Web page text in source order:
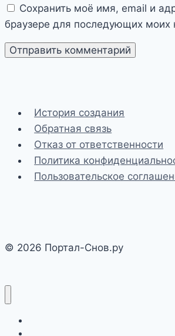
Сохранить моё имя, email и
браузере для последующих моих
История создания
Обратная связь
Отказ от ответственности
Политика
Пользовательское
© 2026 Портал-Снов.ру